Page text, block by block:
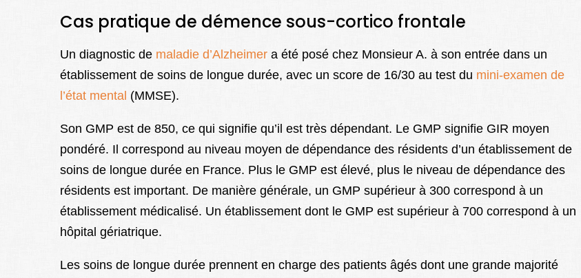
Cas pratique de démence sous-cortico frontale
Un diagnostic de maladie d’Alzheimer a été posé chez Monsieur A. à son entrée dans un
établissement de soins de longue durée, avec un score de 16/30 au test du mini-examen de
l’état mental (MMSE).
Son GMP est de 850, ce qui signifie qu’il est très dépendant. Le GMP signifie GIR moyen
pondéré. Il correspond au niveau moyen de dépendance des résidents d’un établissement de
soins de longue durée en France. Plus le GMP est élevé, plus le niveau de dépendance des
résidents est important. De manière générale, un GMP supérieur à 300 correspond à un
établissement médicalisé. Un établissement dont le GMP est supérieur à 700 correspond à un
hôpital gériatrique.
Les soins de longue durée prennent en charge des patients âgés dont une grande majorité